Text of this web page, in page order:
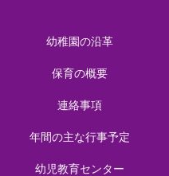
幼稚園の沿革
保育の概要
連絡事項
年間の主な行事予定
幼児教育センター